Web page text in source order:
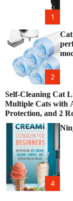
1
2
Self-Cleaning Cat
Multiple Cats with
Protection, and 2
4